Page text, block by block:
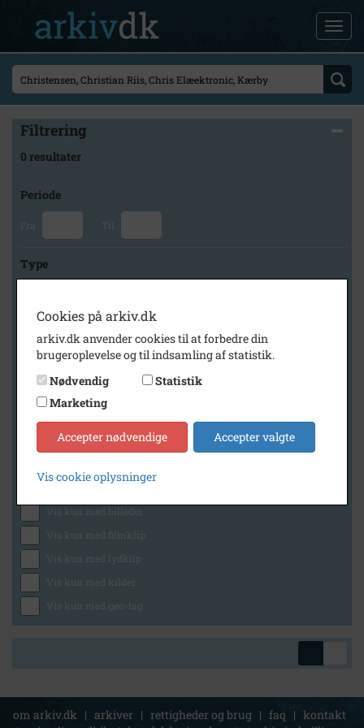
Filtrering
0 resultater
Periode
Fra Til
Type
Arkiv
Hvidebæk Lokalhistorisk Arkiv
Generelt
Vis kun med billeder
Vis kun med filmklip
Vis kun med lydklip
Vis kun med kilder
Vis kun med geo-tag
om arkiv.dk | arkiver | rettigheder og brug | faq | kontakt
Cookies på arkiv.dk
arkiv.dk anvender cookies til at forbedre din
brugeroplevelse og til indsamling af statistik.
Nødvendig
Statistik
Marketing
Accepter nødvendige Accepter valgte
Vis cookie oplysninger